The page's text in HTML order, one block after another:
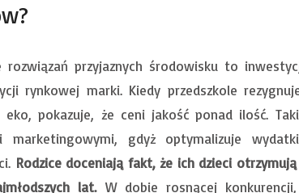
rozwiązań przyjaznych środowisku to
rynkowej marki. Kiedy przedszkole
eko, pokazuje, że ceni jakość ponad ilość.
marketingowymi, gdyż optymalizuje
Rodzice doceniają fakt, że ich dzieci
lat. W dobie rosnącej